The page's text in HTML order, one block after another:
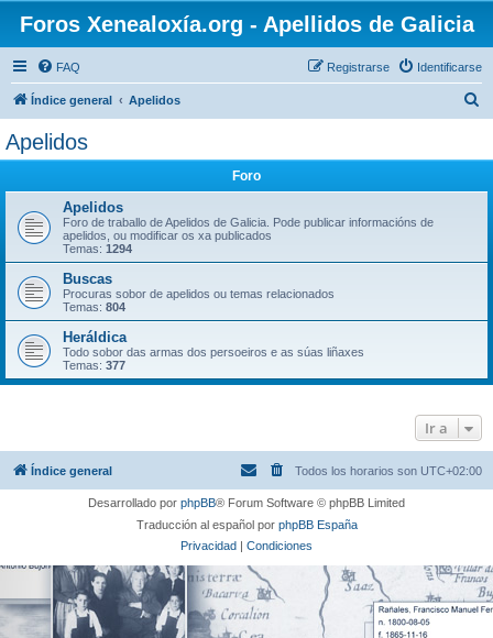
Foros Xenealoxía.org - Apellidos de Galicia
FAQ Identificarse
Registrarse
Índice general Apelidos
Apelidos
Foro
Apelidos
Foro de traballo de Apelidos de Galicia. Pode publicar informacións de
apelidos, ou modificar os xa publicados
Temas: 1294
Buscas
Procuras sobor de apelidos ou temas relacionados
Temas: 804
Heráldica
Todo sobor das armas dos persoeiros e as súas liñaxes
Temas: 377
Ir a
Índice general Todos los horarios son UTC+02:00
Desarrollado por phpBB® Forum Software © phpBB Limited
Traducción al español por phpBB España
Privacidad | Condiciones